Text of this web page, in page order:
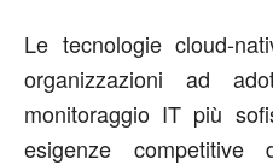
Le tecnologie cloud-
organizzazioni ad
monitoraggio IT più
esigenze competitive